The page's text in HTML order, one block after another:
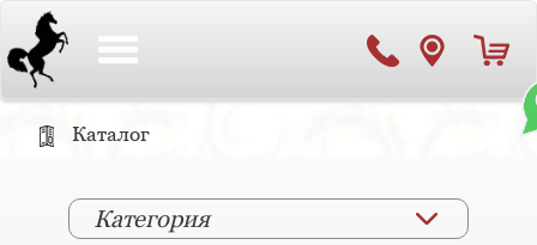
Каталог
Категория